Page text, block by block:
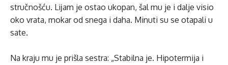
stručnošću. Liјam je ostao ukopan, šal mu je i dalje visio
oko vrata, mokar od snega i daha. Minuti su se otapali u
sate.
Na kraju mu je prišla sestra: „Stabilna je. Hipotermija i